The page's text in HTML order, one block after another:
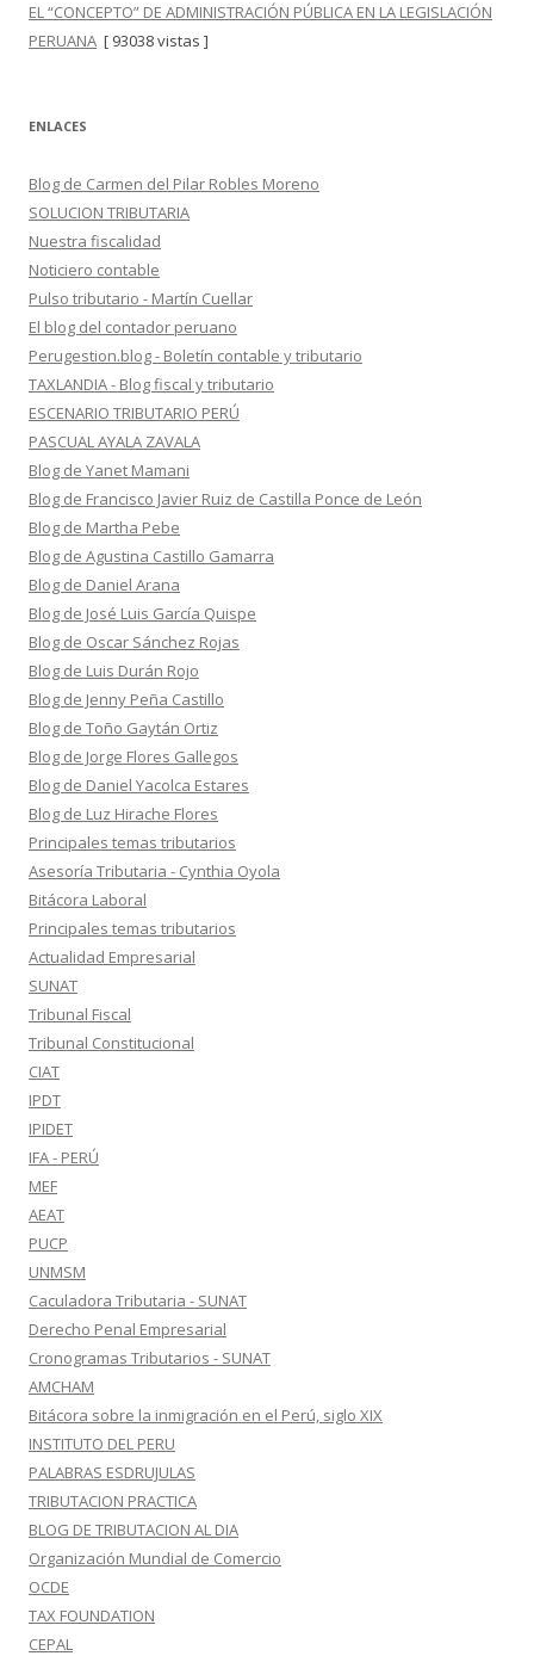
EL “CONCEPTO” DE ADMINISTRACIÓN PÚBLICA EN LA LEGISLACIÓN
PERUANA [ 93038 vistas ]
ENLACES
Blog de Carmen del Pilar Robles Moreno
SOLUCION TRIBUTARIA
Nuestra fiscalidad
Noticiero contable
Pulso tributario - Martín Cuellar
El blog del contador peruano
Perugestion.blog - Boletín contable y tributario
TAXLANDIA - Blog fiscal y tributario
ESCENARIO TRIBUTARIO PERÚ
PASCUAL AYALA ZAVALA
Blog de Yanet Mamani
Blog de Francisco Javier Ruiz de Castilla Ponce de León
Blog de Martha Pebe
Blog de Agustina Castillo Gamarra
Blog de Daniel Arana
Blog de José Luis García Quispe
Blog de Oscar Sánchez Rojas
Blog de Luis Durán Rojo
Blog de Jenny Peña Castillo
Blog de Toño Gaytán Ortiz
Blog de Jorge Flores Gallegos
Blog de Daniel Yacolca Estares
Blog de Luz Hirache Flores
Principales temas tributarios
Asesoría Tributaria - Cynthia Oyola
Bitácora Laboral
Principales temas tributarios
Actualidad Empresarial
SUNAT
Tribunal Fiscal
Tribunal Constitucional
CIAT
IPDT
IPIDET
IFA - PERÚ
MEF
AEAT
PUCP
UNMSM
Caculadora Tributaria - SUNAT
Derecho Penal Empresarial
Cronogramas Tributarios - SUNAT
AMCHAM
Bitácora sobre la inmigración en el Perú, siglo XIX
INSTITUTO DEL PERU
PALABRAS ESDRUJULAS
TRIBUTACION PRACTICA
BLOG DE TRIBUTACION AL DIA
Organización Mundial de Comercio
OCDE
TAX FOUNDATION
CEPAL